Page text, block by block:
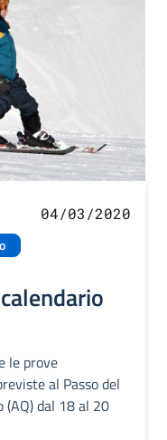
04/03/2020
le prove
al Passo del
(AQ) dal 18 al 20